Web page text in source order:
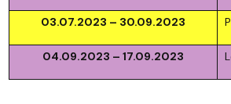
03.07.2023 – 30.09.2023
04.09.2023 – 17.09.2023